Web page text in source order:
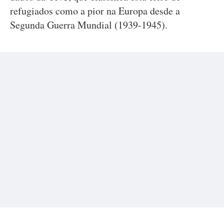
refugiados como a pior na Europa desde a
Segunda Guerra Mundial (1939-1945).